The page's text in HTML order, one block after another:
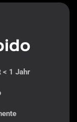
< 1 Jahr